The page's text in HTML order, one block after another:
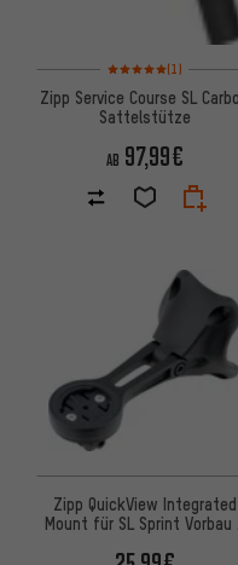
Bewertungen: 5 von
(1)
Zipp Service Course SL
Sattelstütze
AB 97,99€
Zipp QuickView Integrated
Mount für SL Sprint Vorbau